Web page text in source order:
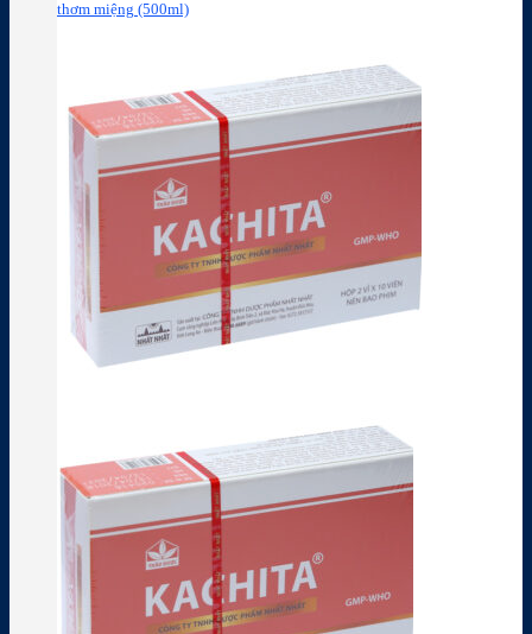
thơm miệng (500ml)